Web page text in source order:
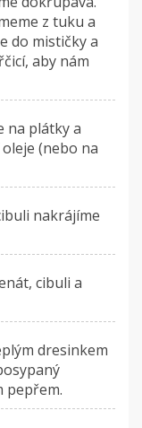
z tuku a
do mističky a
aby nám
na plátky a
(nebo na
nakrájíme
cibuli a
dresinkem
pepřem.